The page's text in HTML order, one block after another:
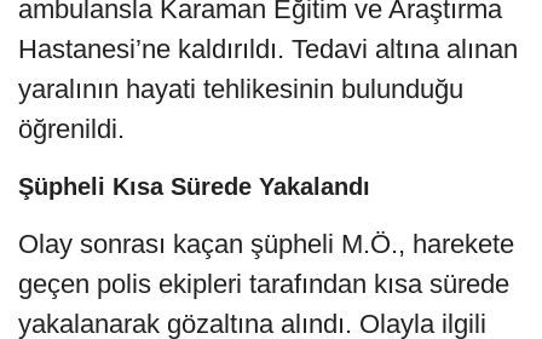
ambulansla Karaman Eğitim ve Araştırma
Hastanesi’ne kaldırıldı. Tedavi altına alınan
yaralının hayati tehlikesinin bulunduğu
öğrenildi.
Şüpheli Kısa Sürede Yakalandı
Olay sonrası kaçan şüpheli M.Ö., harekete
geçen polis ekipleri tarafından kısa sürede
yakalanarak gözaltına alındı. Olayla ilgili